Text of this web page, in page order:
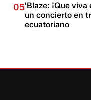
05'Blaze: ¡Que
un concierto en
ecuatoriano